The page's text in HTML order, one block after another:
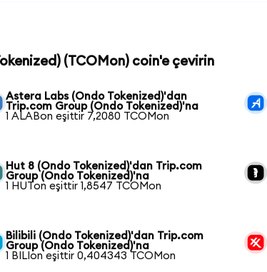
(TCOMon) coin'e çevirin
Astera Labs (Ondo Tokenized)'dan
Trip.com Group (Ondo Tokenized)'na
1 ALABon eşittir 7,2080 TCOMon
Hut 8 (Ondo Tokenized)'dan Trip.com
Group (Ondo Tokenized)'na
1 HUTon eşittir 1,8547 TCOMon
Bilibili (Ondo Tokenized)'dan Trip.com
Group (Ondo Tokenized)'na
1 BILIon eşittir 0,404343 TCOMon